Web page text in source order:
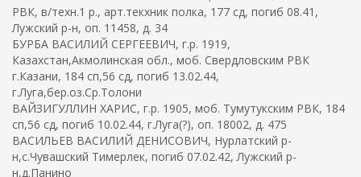
РВК, в/техн.1 р., арт.текхник полка, 177 сд, погиб 08.41,
Лужский р-н, оп. 11458, д. 34
БУРБА ВАСИЛИЙ СЕРГЕЕВИЧ, г.р. 1919,
Казахстан,Акмолинская обл., моб. Свердловским РВК
г.Казани, 184 сп,56 сд, погиб 13.02.44,
г.Луга,бер.оз.Ср.Толони
ВАЙЗИГУЛЛИН ХАРИС, г.р. 1905, моб. Тумутукским РВК, 184
сп,56 сд, погиб 10.02.44, г.Луга(?), оп. 18002, д. 475
ВАСИЛЬЕВ ВАСИЛИЙ ДЕНИСОВИЧ, Нурлатский р-
н,с.Чувашский Тимерлек, погиб 07.02.42, Лужский р-
н,д.Панино